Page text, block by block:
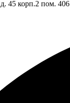
45 корп.2 пом. 406